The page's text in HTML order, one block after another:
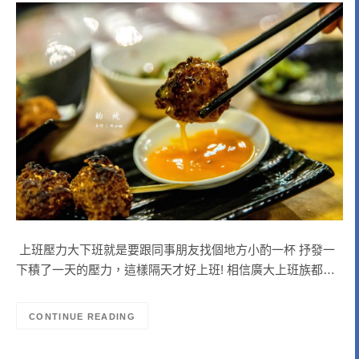
上班壓力大下班就是要跟同事朋友找個地方小酌一杯 抒發一
下積了一天的壓力，這樣隔天才好上班! 相信廣大上班族都…
CONTINUE READING